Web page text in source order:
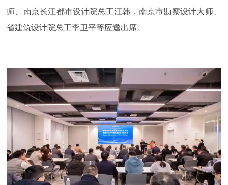
师、南京长江都市设计院总工江韩，南京市勘察设计大师、
省建筑设计院总工李卫平等应邀出席。